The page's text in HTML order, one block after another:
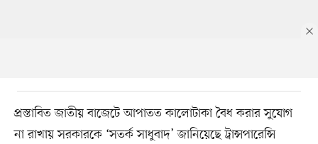
প্রস্তাবিত জাতীয় বাজেটে আপাতত কালোটাকা বৈধ করার সুযোগ
না রাখায় সরকারকে ‘সতর্ক সাধুবাদ’ জানিয়েছে ট্রান্সপারেন্সি